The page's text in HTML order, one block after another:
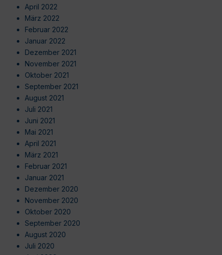
April 2022
März 2022
Februar 2022
Januar 2022
Dezember 2021
November 2021
Oktober 2021
September 2021
August 2021
Juli 2021
Juni 2021
Mai 2021
April 2021
März 2021
Februar 2021
Januar 2021
Dezember 2020
November 2020
Oktober 2020
September 2020
August 2020
Juli 2020